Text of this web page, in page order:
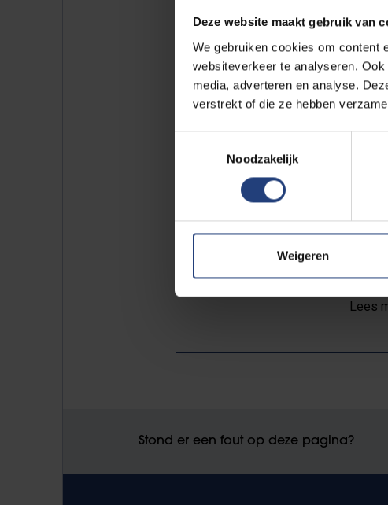
Deze website maakt gebruik van
We gebruiken cookies om content
websiteverkeer te analyseren.
media, adverteren en analyse.
verstrekt of die ze hebben
Noodzakelijk
Weigeren
Lees meer:
Vlamingen leven nog altijd
Vlaming met goede job leeft
Waarom de Lummenaren...
Arme Brusselaar heeft
Lees
Stond er een fout op deze pagina?